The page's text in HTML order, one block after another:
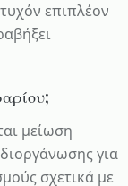
επιπλέον
μείωση
για
σχετικά με